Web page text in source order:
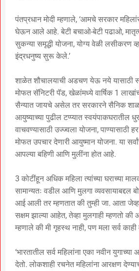
पंतप्रधान मोदी म्हणाले, ‘आमचे सरकार
घेऊन आले आहे. बेटी बचाओ-बेटी पढाओ,
सुकन्या समृद्धी योजना, योग्य वेळी लसीकरण
इंद्रधनुष्य सुरू केले.’
शाळेत शौचालयाची अडचण येऊ नये यासाठी
मोफत सॅनिटरी पॅड, खेळांमध्ये वार्षिक 1
सैन्यात जायचे असेल तर सरकारने सैनिक
आयुष्याच्या पुढील टप्प्यात स्वयंपाकघरातील
वाचवण्यासाठी उज्ज्वला योजना, पाण्यासाठी
मोफत उपचार देणारी आयुष्मान योजना. या
आपल्या बहिणी आणि मुलींना होत आहे.
3 कोटींहून अधिक महिला त्यांच्या घराच्या
सामान्यतः वडील आणि मुलगा व्यवसायाबद्दल
आई आली तर म्हणतात की तुम्ही जा. आता
सक्षम झाल्या आहेत, तेव्हा मुलगाही म्हणतो की
म्हणाले की मी गृहस्थ नाही, पण मला सर्व
‘भारतातील सर्व महिलांना एका नवीन युगाच्या
देतो. लोकशाही रचनेत महिलांना आरक्षण